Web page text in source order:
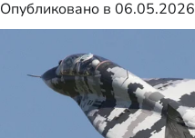
Опубликовано в 06.05.2026